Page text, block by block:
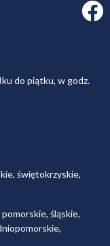
do piątku, w godz.
świętokrzyskie,
śląskie,